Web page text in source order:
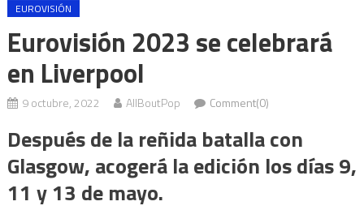
EUROVISIÓN
Eurovisión 2023 se celebrará
en Liverpool
9 octubre, 2022 AllBoutPop Comment(0)
Después de la reñida batalla con
Glasgow, acogerá la edición los días 9,
11 y 13 de mayo.